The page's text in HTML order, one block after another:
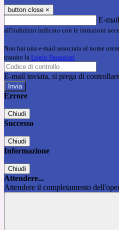
button close ×
E-mail
all'indirizzo indicato con le istruzioni
Non hai una e-mail associata al nome
tramite la Login Spaggiari
E-mail inviata, si prega di
Errore
Chiudi
Successo
Chiudi
Informazione
Chiudi
Attendere...
Attendere il completamento